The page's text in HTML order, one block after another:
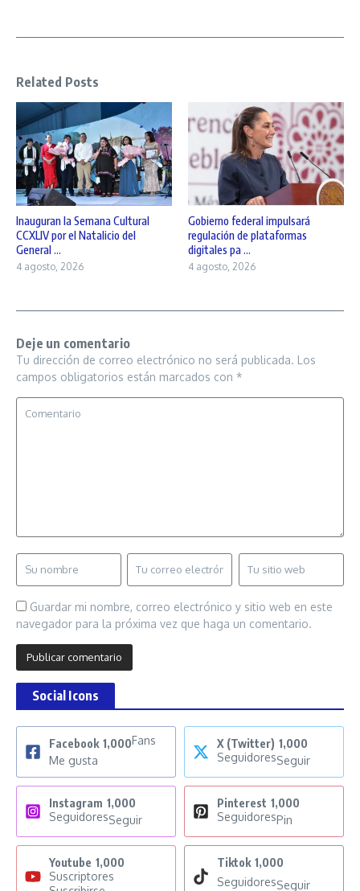
Related Posts
Inauguran la Semana Cultural
CCXLIV por el Natalicio del
General ...
4 agosto, 2026
Gobierno federal impulsará
regulación de plataformas
digitales pa ...
4 agosto, 2026
Deje un comentario
Tu dirección de correo electrónico no será publicada. Los
campos obligatorios están marcados con *
Guardar mi nombre, correo electrónico y sitio web en este
navegador para la próxima vez que haga un comentario.
Social Icons
Facebook 1,000Fans
Me gusta
X (Twitter) 1,000
SeguidoresSeguir
Instagram 1,000
SeguidoresSeguir
Pinterest 1,000
SeguidoresPin
Youtube 1,000
Suscriptores
Tiktok 1,000
SeguidoresSeguir